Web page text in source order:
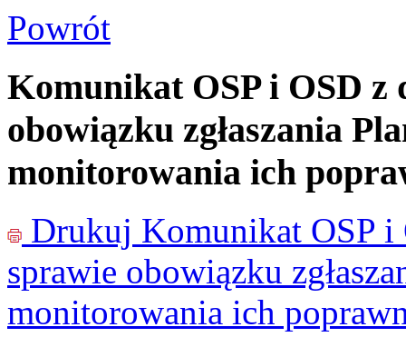
Powrót
Komunikat OSP i OSD z
obowiązku zgłaszania
monitorowania ich
Drukuj Komunikat OSP i
sprawie obowiązku
monitorowania ich